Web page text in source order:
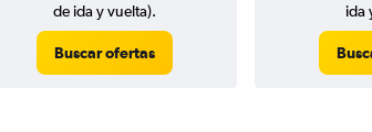
de ida y vuelta).
Buscar ofertas
ida